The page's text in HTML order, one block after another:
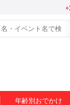
年齢別おでかけ